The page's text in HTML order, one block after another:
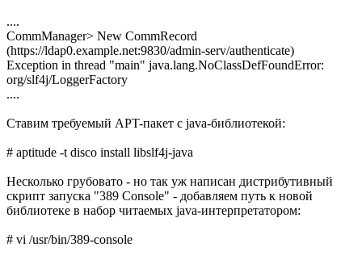
....
CommManager> New CommRecord
(https://ldap0.example.net:9830/admin-serv/authenticate)
Exception in thread "main" java.lang.NoClassDefFoundError:
org/slf4j/LoggerFactory
....
Ставим требуемый APT-пакет с java-библиотекой:
# aptitude -t disco install libslf4j-java
Несколько грубовато - но так уж написан дистрибутивный
скрипт запуска "389 Console" - добавляем путь к новой
библиотеке в набор читаемых java-интерпретатором:
# vi /usr/bin/389-console